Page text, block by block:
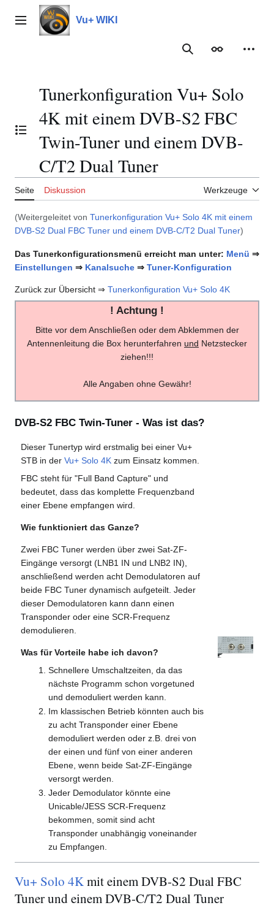
Inhalt
springenHauptmenü Vu+ WIKI
Suche
Inhaltsverzeichnis umschalten
Tunerkonfiguration Vu+ Solo
4K mit einem DVB-S2 FBC
Twin-Tuner und einem DVB-
C/T2 Dual Tuner
Seite Diskussion Werkzeuge
(Weitergeleitet von Tunerkonfiguration Vu+ Solo 4K mit einem
DVB-S2 Dual FBC Tuner und einem DVB-C/T2 Dual Tuner)
Das Tunerkonfigurationsmenü erreicht man unter: Menü ⇒
Einstellungen ⇒ Kanalsuche ⇒ Tuner-Konfiguration
Zurück zur Übersicht ⇒ Tunerkonfiguration Vu+ Solo 4K
! Achtung !
Bitte vor dem Anschließen oder dem Abklemmen der
Antennenleitung die Box herunterfahren und Netzstecker
ziehen!!!
Alle Angaben ohne Gewähr!
DVB-S2 FBC Twin-Tuner - Was ist das?
Dieser Tunertyp wird erstmalig bei einer Vu+
STB in der Vu+ Solo 4K zum Einsatz kommen.
FBC steht für "Full Band Capture" und
bedeutet, dass das komplette Frequenzband
einer Ebene empfangen wird.
Wie funktioniert das Ganze?
Zwei FBC Tuner werden über zwei Sat-ZF-
Eingänge versorgt (LNB1 IN und LNB2 IN),
anschließend werden acht Demodulatoren auf
beide FBC Tuner dynamisch aufgeteilt. Jeder
dieser Demodulatoren kann dann einen
Transponder oder eine SCR-Frequenz
demodulieren.
Was für Vorteile habe ich davon?
Schnellere Umschaltzeiten, da das
nächste Programm schon vorgetuned
und demoduliert werden kann.
Im klassischen Betrieb könnten auch bis
zu acht Transponder einer Ebene
demoduliert werden oder z.B. drei von
der einen und fünf von einer anderen
Ebene, wenn beide Sat-ZF-Eingänge
versorgt werden.
Jeder Demodulator könnte eine
Unicable/JESS SCR-Frequenz
bekommen, somit sind acht
Transponder unabhängig voneinander
zu Empfangen.
Vu+ Solo 4Kmit einem DVB-S2 Dual FBC
Tuner und einem DVB-C/T2 Dual Tuner